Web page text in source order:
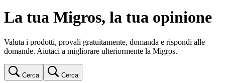
La tua Migros, la tua opinione
Valuta i prodotti, provali gratuitamente, domanda e rispondi alle
domande. Aiutaci a migliorare ulteriormente la Migros.
Cerca Cerca